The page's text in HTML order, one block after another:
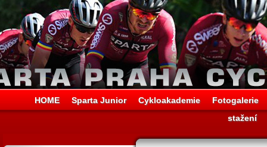
HOME Sparta Junior Cykloakademie
Fotogalerie
stažení